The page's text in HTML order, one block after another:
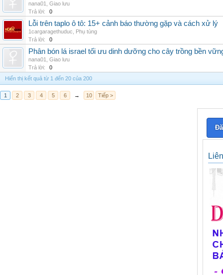
nana01
Giao lưu
Trả lời:
0
Lỗi trên taplo ô tô: 15+ cảnh báo thường gặp và cách xử lý
1cargaragethuduc
Phụ tùng
Trả lời:
0
Phân bón lá israel tối ưu dinh dưỡng cho cây trồng bền
nana01
Giao lưu
Trả lời:
0
Hiển thị kết quả từ 1 đến 20 của 200
1 2 3 4 5 6 → 10 Tiếp >